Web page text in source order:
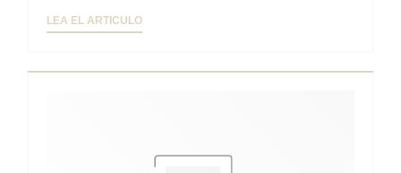
LEA EL ARTICULO((ABRE EN UNA NUEVA VENTANA))